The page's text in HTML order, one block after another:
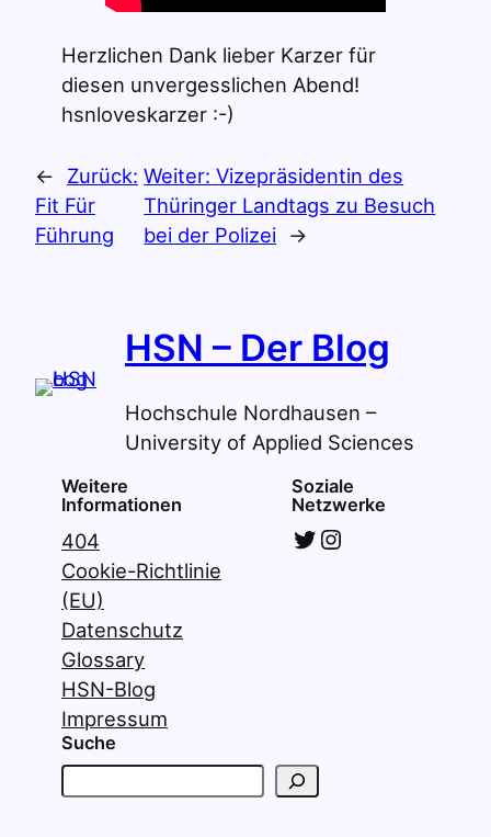
Herzlichen Dank lieber Karzer für
diesen unvergesslichen Abend!
hsnloveskarzer :-)
←
Zurück:
Fit Für
Führung
Weiter:Vizepräsidentin des
Thüringer Landtags zu Besuch
bei der Polizei →
HSN – Der Blog
Hochschule Nordhausen –
University of Applied Sciences
Weitere
Informationen
404
Cookie-Richtlinie
(EU)
Datenschutz
Glossary
HSN-Blog
Impressum
Soziale
Netzwerke
Twitter Instagram
Suche